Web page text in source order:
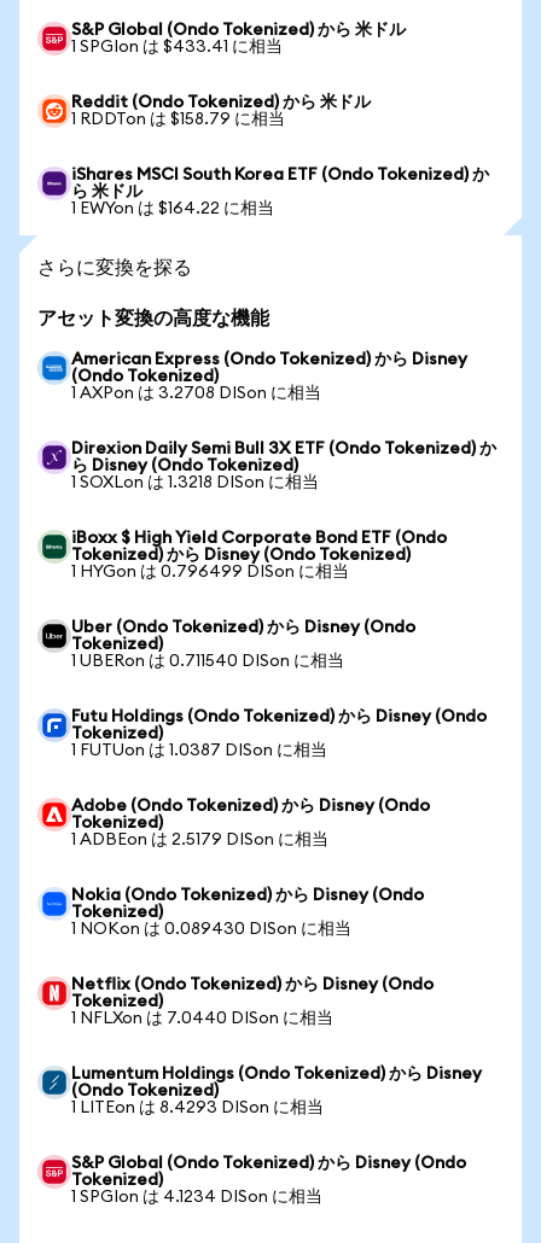
S&P Global (Ondo Tokenized) から 米ドル
1 SPGIon は $433.41 に相当
Reddit (Ondo Tokenized) から 米ドル
1 RDDTon は $158.79 に相当
iShares MSCI South Korea ETF (Ondo Tokenized) か
ら 米ドル
1 EWYon は $164.22 に相当
さらに変換を探る
アセット変換の高度な機能
American Express (Ondo Tokenized) から Disney
(Ondo Tokenized)
1 AXPon は 3.2708 DISon に相当
Direxion Daily Semi Bull 3X ETF (Ondo Tokenized) か
ら Disney (Ondo Tokenized)
1 SOXLon は 1.3218 DISon に相当
iBoxx $ High Yield Corporate Bond ETF (Ondo
Tokenized) から Disney (Ondo Tokenized)
1 HYGon は 0.796499 DISon に相当
Uber (Ondo Tokenized) から Disney (Ondo
Tokenized)
1 UBERon は 0.711540 DISon に相当
Futu Holdings (Ondo Tokenized) から Disney (Ondo
Tokenized)
1 FUTUon は 1.0387 DISon に相当
Adobe (Ondo Tokenized) から Disney (Ondo
Tokenized)
1 ADBEon は 2.5179 DISon に相当
Nokia (Ondo Tokenized) から Disney (Ondo
Tokenized)
1 NOKon は 0.089430 DISon に相当
Netflix (Ondo Tokenized) から Disney (Ondo
Tokenized)
1 NFLXon は 7.0440 DISon に相当
Lumentum Holdings (Ondo Tokenized) から Disney
(Ondo Tokenized)
1 LITEon は 8.4293 DISon に相当
S&P Global (Ondo Tokenized) から Disney (Ondo
Tokenized)
1 SPGIon は 4.1234 DISon に相当